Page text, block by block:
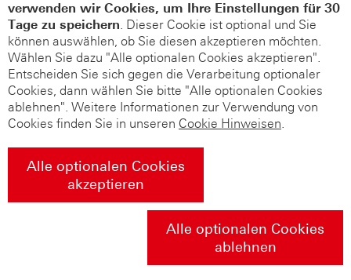
verwenden wir Cookies, um Ihre Einstellungen für 30
Tage zu speichern. Dieser Cookie ist optional und Sie
können auswählen, ob Sie diesen akzeptieren möchten.
Wählen Sie dazu "Alle optionalen Cookies akzeptieren".
Entscheiden Sie sich gegen die Verarbeitung optionaler
Cookies, dann wählen Sie bitte "Alle optionalen Cookies
ablehnen". Weitere Informationen zur Verwendung von
Cookies finden Sie in unseren Cookie Hinweisen.
Alle optionalen Cookies
akzeptieren
Alle optionalen Cookies
ablehnen